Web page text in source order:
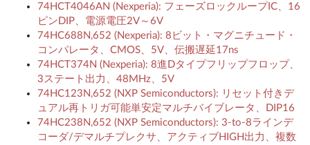
74HCT4046AN (Nexperia): フェーズロックループIC、16
ピンDIP、電源電圧2V～6V
74HC688N,652 (Nexperia): 8ビット・マグニチュード・
コンパレータ、CMOS、5V、伝搬遅延17ns
74HCT374N (Nexperia): 8進Dタイプフリップフロップ、
3ステート出力、48MHz、5V
74HC123N,652 (NXP Semiconductors): リセット付きデ
ュアル再トリガ可能単安定マルチバイブレータ、DIP16
74HC238N,652 (NXP Semiconductors): 3-to-8ラインデ
コーダ/デマルチプレクサ、アクティブHIGH出力、複数